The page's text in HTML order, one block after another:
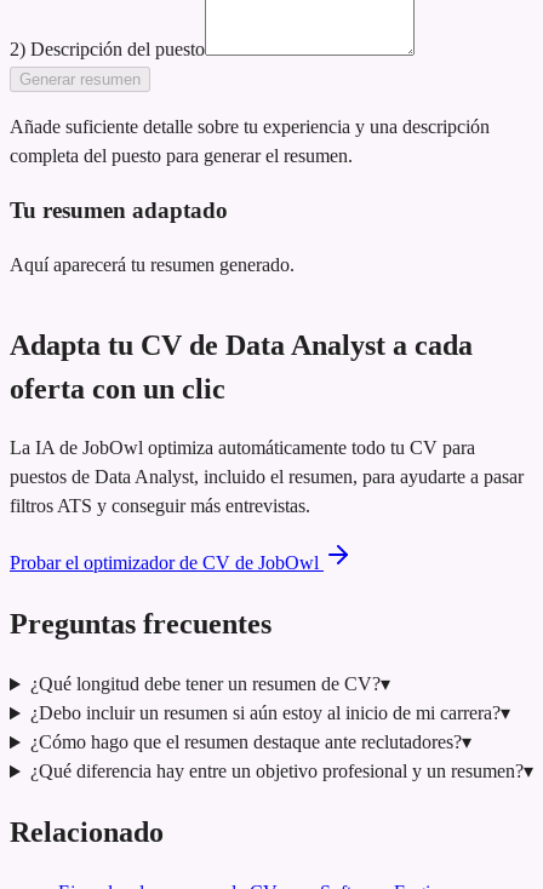
2) Descripción del puesto
Generar resumen
Añade suficiente detalle sobre tu experiencia y una descripción
completa del puesto para generar el resumen.
Tu resumen adaptado
Aquí aparecerá tu resumen generado.
Adapta tu CV de Data Analyst a cada
oferta con un clic
La IA de JobOwl optimiza automáticamente todo tu CV para
puestos de Data Analyst, incluido el resumen, para ayudarte a pasar
filtros ATS y conseguir más entrevistas.
Probar el optimizador de CV de JobOwl
Preguntas frecuentes
¿Qué longitud debe tener un resumen de CV?▾
¿Debo incluir un resumen si aún estoy al inicio de mi carrera?▾
¿Cómo hago que el resumen destaque ante reclutadores?▾
¿Qué diferencia hay entre un objetivo profesional y un resumen?▾
Relacionado